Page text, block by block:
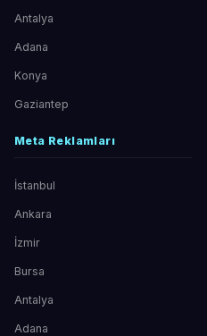
Antalya
Adana
Konya
Gaziantep
Meta Reklamları
İstanbul
Ankara
İzmir
Bursa
Antalya
Adana